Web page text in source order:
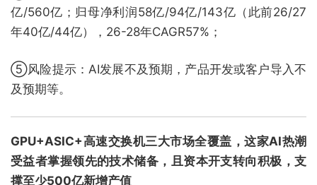
亿/560亿；归母净利润58亿/94亿/143亿（此前26/27
年40亿/44亿），26-28年CAGR57%；
⑤风险提示：AI发展不及预期，产品开发或客户导入不
及预期等。
GPU+ASIC+高速交换机三大市场全覆盖，这家AI热潮
受益者掌握领先的技术储备，且资本开支转向积极，支
撑至少500亿新增产值